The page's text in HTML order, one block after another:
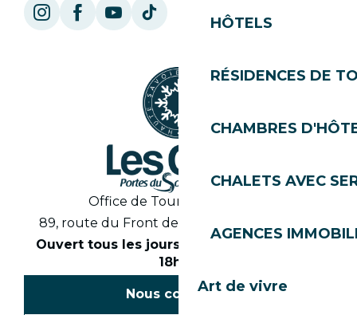
HÔTELS
RÉSIDENCES DE
CHAMBRES
CHALETS AVEC
AGENCES
Art de vivre
Office de Tourisme des Gets
89, route du Front de Neige 74260 Les Gets
Ouvert tous les jours en saison de 8h30 à
18h30
Nous contacter